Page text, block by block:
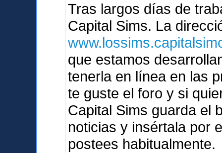
Tras largos días de
Capital Sims. La
que estamos
tenerla en línea en las
te guste el foro y si
Capital Sims guarda el
noticias y insértala por
postees habitualmente.